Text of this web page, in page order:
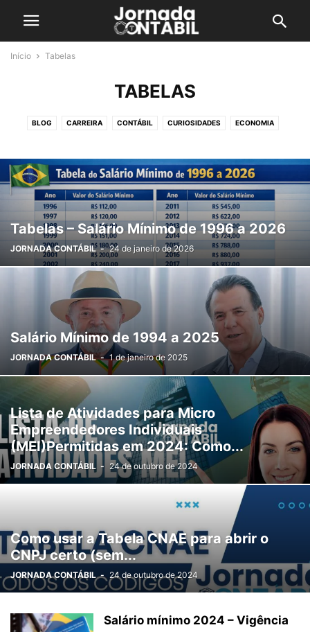
Início Tabelas
TABELAS
BLOG CARREIRA CONTÁBIL CURIOSIDADES ECONOMIA
LOJA DO CONTADOR MEI PREVIDÊNCIA REFORMA TRIBUTÁRIA
TABELAS TECNOLOGIA TERMOS DA CONTABILIDADE TRABALHISTA
TRIBUTÁRIO ÚLTIMAS NOTÍCIAS
Tabelas – Salário Mínimo de 1996 a 2026
JORNADA CONTÁBIL - 24 de janeiro de 2026
Salário Mínimo de 1994 a 2025
JORNADA CONTÁBIL - 1 de janeiro de 2025
Lista de Atividades para Micro
Empreendedores Individuais
(MEI)Permitidas em 2024: Como...
JORNADA CONTÁBIL - 24 de outubro de 2024
Como usar a Tabela CNAE para abrir o
CNPJ certo (sem...
JORNADA CONTÁBIL - 24 de outubro de 2024
Salário mínimo 2024 – Vigência